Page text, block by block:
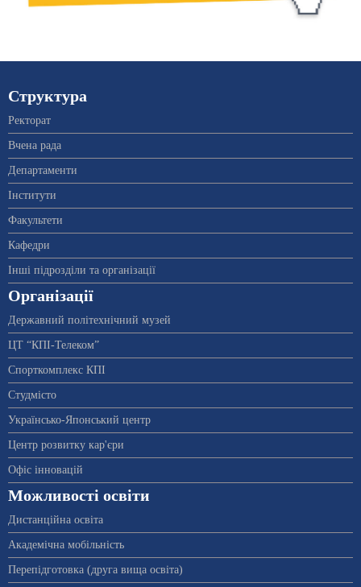
Структура
Ректорат
Вчена рада
Департаменти
Інститути
Факультети
Кафедри
Інші підрозділи та організації
Організації
Державний політехнічний музей
ЦТ “КПІ-Телеком”
Спорткомплекс КПІ
Студмісто
Українсько-Японський центр
Центр розвитку кар'єри
Офіс інновацій
Можливості освіти
Дистанційна освіта
Академічна мобільність
Перепідготовка (друга вища освіта)